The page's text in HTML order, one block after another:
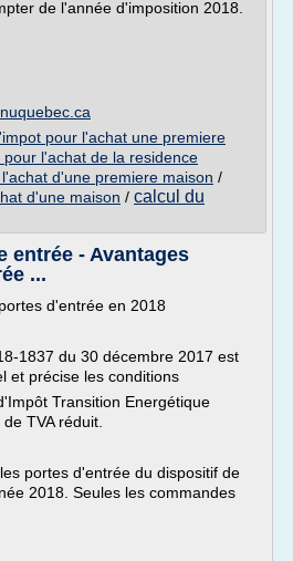
de l'année d'imposition 2018.
pour l'achat une premiere
l'achat de la residence
d'une premiere maison /
d'une maison / calcul du
entrée - Avantages
...
d'entrée en 2018
1837 du 30 décembre 2017 est
et précise les conditions
Transition Energétique
TVA réduit.
portes d'entrée du dispositif de
2018. Seules les commandes